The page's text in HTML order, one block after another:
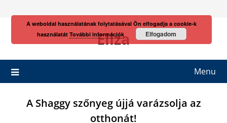
Eliza
Menu
A Shaggy szőnyeg újjá varázsolja az
otthonát!
A weboldal használatának folytatásával Ön elfogadja a cookie-k
használatát További információk Elfogadom